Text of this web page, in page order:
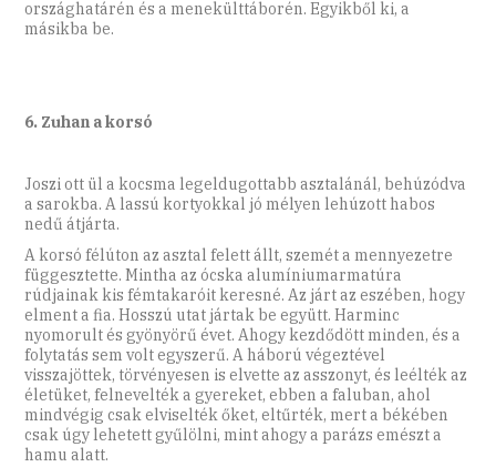
országhatárén és a menekülttáborén. Egyikből ki, a
másikba be.
6. Zuhan a korsó
Joszi ott ül a kocsma legeldugottabb asztalánál, behúzódva
a sarokba. A lassú kortyokkal jó mélyen lehúzott habos
nedű átjárta.
A korsó félúton az asztal felett állt, szemét a mennyezetre
függesztette. Mintha az ócska alumíniumarmatúra
rúdjainak kis fémtakaróit keresné. Az járt az eszében, hogy
elment a fia. Hosszú utat jártak be együtt. Harminc
nyomorult és gyönyörű évet. Ahogy kezdődött minden, és a
folytatás sem volt egyszerű. A háború végeztével
visszajöttek, törvényesen is elvette az asszonyt, és leélték az
életüket, felnevelték a gyereket, ebben a faluban, ahol
mindvégig csak elviselték őket, eltűrték, mert a békében
csak úgy lehetett gyűlölni, mint ahogy a parázs emészt a
hamu alatt.